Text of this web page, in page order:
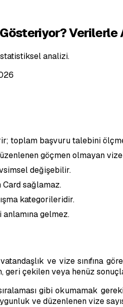
Verilerle
analizi.
toplam başvuru talebini
göçmen olmayan
değişebilir.
Card sağlamaz.
kategorileridir.
gelmez.
ve vize sınıfına
çekilen veya henüz
gibi okumamak
ve düzenlenen vize